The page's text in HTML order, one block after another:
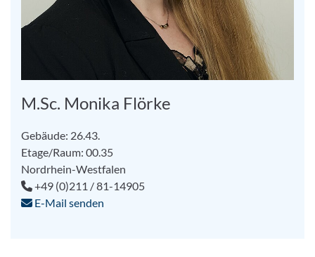
M.Sc. Monika Flörke
Gebäude: 26.43.
Etage/Raum: 00.35
Nordrhein-Westfalen
+49 (0)211 / 81-14905
E-Mail senden